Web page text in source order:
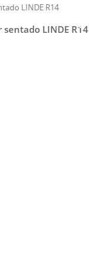
LINDE R14